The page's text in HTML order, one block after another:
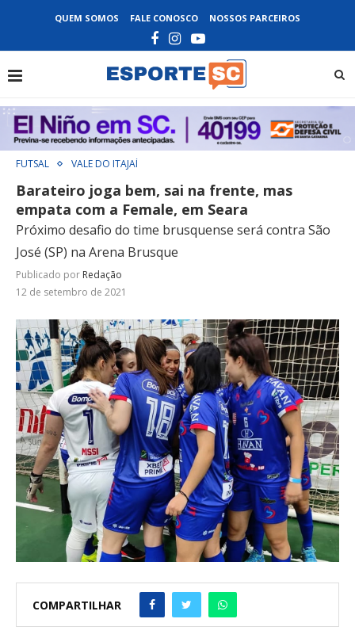
QUEM SOMOS FALE CONOSCO NOSSOS PARCEIROS
FUTSAL VALE DO ITAJAÍ
Barateiro joga bem, sai na frente, mas
empata com a Female, em Seara
Próximo desafio do time brusquense será contra São
José (SP) na Arena Brusque
Publicado por Redação
12 de setembro de 2021
COMPARTILHAR